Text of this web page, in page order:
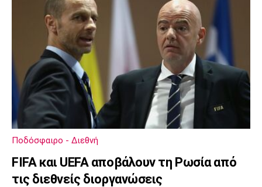
Ποδόσφαιρο - Διεθνή
FIFA και UEFA αποβάλουν τη Ρωσία από
τις διεθνείς διοργανώσεις